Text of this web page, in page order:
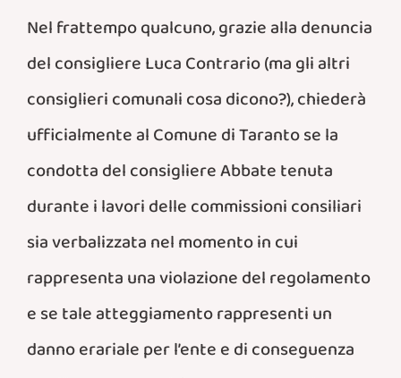
Nel frattempo qualcuno, grazie alla denuncia
del consigliere Luca Contrario (ma gli altri
consiglieri comunali cosa dicono?), chiederà
ufficialmente al Comune di Taranto se la
condotta del consigliere Abbate tenuta
durante i lavori delle commissioni consiliari
sia verbalizzata nel momento in cui
rappresenta una violazione del regolamento
e se tale atteggiamento rappresenti un
danno erariale per l’ente e di conseguenza